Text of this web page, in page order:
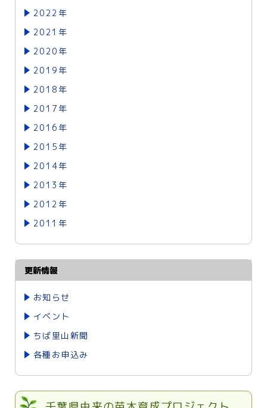
2022年
2021年
2020年
2019年
2018年
2017年
2016年
2015年
2014年
2013年
2012年
2011年
更新情報
お知らせ
イベント
ちば里山新聞
各種お申込み